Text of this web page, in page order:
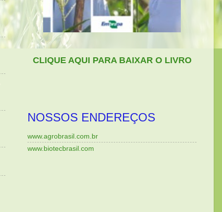
CLIQUE AQUI PARA BAIXAR O LIVRO
NOSSOS ENDEREÇOS
www.agrobrasil.com.br
www.biotecbrasil.com